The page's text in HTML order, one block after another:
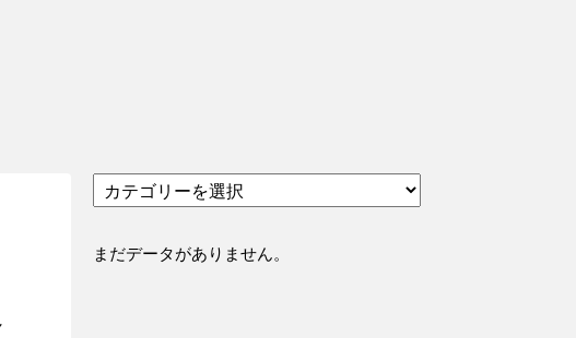
テ
リ
まだデータがありません。